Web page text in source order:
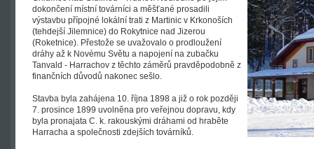
dokončení místní továrníci a měšťané prosadili
výstavbu přípojné lokální trati z Martinic v Krkonoších
(tehdejší Jilemnice) do Rokytnice nad Jizerou
(Roketnice). Přestože se uvažovalo o prodloužení
dráhy až k Novému Světu a napojení na zubačku
Tanvald - Harrachov z těchto záměrů pravděpodobně z
finančních důvodů nakonec sešlo.
Stavba byla zahájena 10. října 1898 a již o rok později
7. prosince 1899 uvolněna pro veřejnou dopravu, kdy
byla pronajata C. k. rakouskými dráhami od hraběte
Harracha a společnosti zdejších továrníků.